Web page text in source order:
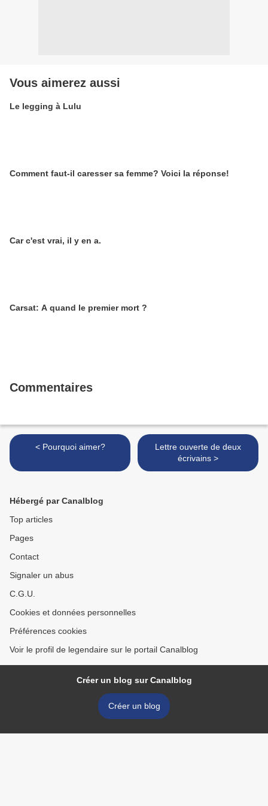
Vous aimerez aussi
Le legging à Lulu
Comment faut-il caresser sa femme? Voici la réponse!
Car c'est vrai, il y en a.
Carsat: A quand le premier mort ?
Commentaires
< Pourquoi aimer?
Lettre ouverte de deux
écrivains >
Hébergé par Canalblog
Top articles
Pages
Contact
Signaler un abus
C.G.U.
Cookies et données personnelles
Préférences cookies
Voir le profil de legendaire sur le portail Canalblog
Créer un blog sur Canalblog
Créer un blog